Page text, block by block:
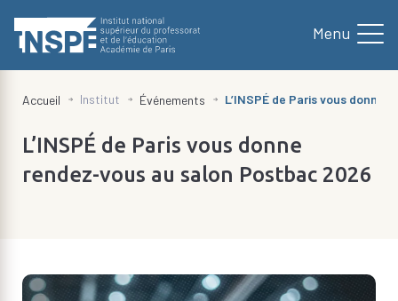
contenu
principal
d'Ariane
Accueil Institut Événements L’INSPÉ de Paris vous
L’INSPÉ de Paris vous donne
rendez-vous au salon Postbac 2026